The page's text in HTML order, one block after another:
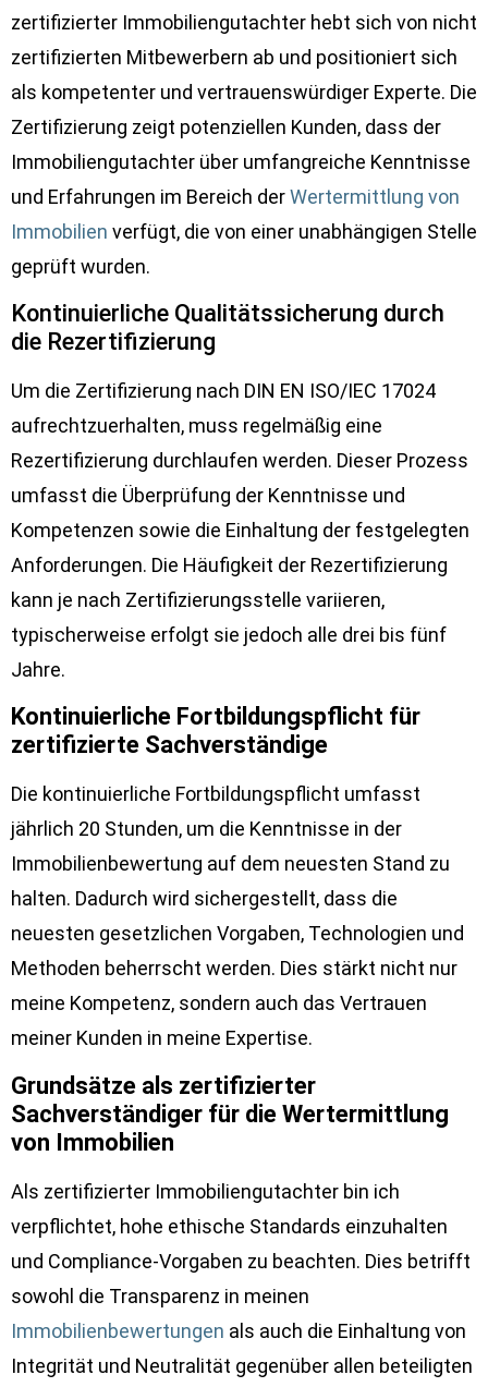
zertifizierter Immobiliengutachter hebt sich von nicht
zertifizierten Mitbewerbern ab und positioniert sich
als kompetenter und vertrauenswürdiger Experte. Die
Zertifizierung zeigt potenziellen Kunden, dass der
Immobiliengutachter über umfangreiche Kenntnisse
und Erfahrungen im Bereich derWertermittlung von
Immobilien verfügt, die von einer unabhängigen Stelle
geprüft wurden.
Kontinuierliche Qualitätssicherung durch
die Rezertifizierung
Um die Zertifizierung nach DIN EN ISO/IEC 17024
aufrechtzuerhalten, muss regelmäßig eine
Rezertifizierung durchlaufen werden. Dieser Prozess
umfasst die Überprüfung der Kenntnisse und
Kompetenzen sowie die Einhaltung der festgelegten
Anforderungen. Die Häufigkeit der Rezertifizierung
kann je nach Zertifizierungsstelle variieren,
typischerweise erfolgt sie jedoch alle drei bis fünf
Jahre.
Kontinuierliche Fortbildungspflicht für
zertifizierte Sachverständige
Die kontinuierliche Fortbildungspflicht umfasst
jährlich 20 Stunden, um die Kenntnisse in der
Immobilienbewertung auf dem neuesten Stand zu
halten. Dadurch wird sichergestellt, dass die
neuesten gesetzlichen Vorgaben, Technologien und
Methoden beherrscht werden. Dies stärkt nicht nur
meine Kompetenz, sondern auch das Vertrauen
meiner Kunden in meine Expertise.
Grundsätze als zertifizierter
Sachverständiger für die Wertermittlung
von Immobilien
Als zertifizierter Immobiliengutachter bin ich
verpflichtet, hohe ethische Standards einzuhalten
und Compliance-Vorgaben zu beachten. Dies betrifft
sowohl die Transparenz in meinen
Immobilienbewertungen als auch die Einhaltung von
Integrität und Neutralität gegenüber allen beteiligten